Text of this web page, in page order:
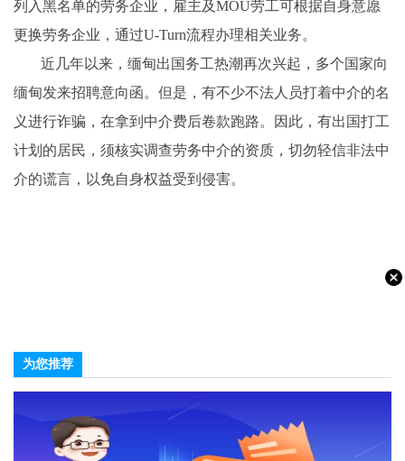
列入黑名单的劳务企业，雇主及MOU劳工可根据自身意愿
更换劳务企业，通过U-Turn流程办理相关业务。
近几年以来，缅甸出国务工热潮再次兴起，多个国家向
缅甸发来招聘意向函。但是，有不少不法人员打着中介的名
义进行诈骗，在拿到中介费后卷款跑路。因此，有出国打工
计划的居民，须核实调查劳务中介的资质，切勿轻信非法中
介的谎言，以免自身权益受到侵害。
为您推荐